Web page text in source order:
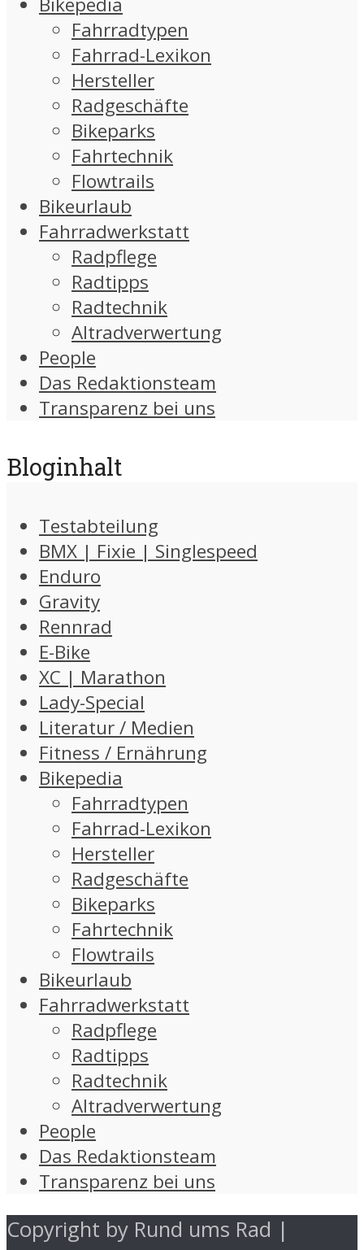
Fahrradtypen
Fahrrad-Lexikon
Hersteller
Radgeschäfte
Bikeparks
Fahrtechnik
Flowtrails
Bikeurlaub
Fahrradwerkstatt
Radpflege
Radtipps
Radtechnik
Altradverwertung
People
Das Redaktionsteam
Transparenz bei uns
Bloginhalt
Testabteilung
BMX | Fixie | Singlespeed
Enduro
Gravity
Rennrad
E-Bike
XC | Marathon
Lady-Special
Literatur / Medien
Fitness / Ernährung
Bikepedia
Fahrradtypen
Fahrrad-Lexikon
Hersteller
Radgeschäfte
Bikeparks
Fahrtechnik
Flowtrails
Bikeurlaub
Fahrradwerkstatt
Radpflege
Radtipps
Radtechnik
Altradverwertung
People
Das Redaktionsteam
Transparenz bei uns
Copyright by Rund ums Rad |